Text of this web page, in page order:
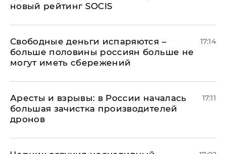
новый рейтинг SOCIS
Свободные деньги испаряются –
больше половины россиян больше не
могут иметь сбережений
17:14
Аресты и взрывы: в России началась
большая зачистка производителей
дронов
17:11